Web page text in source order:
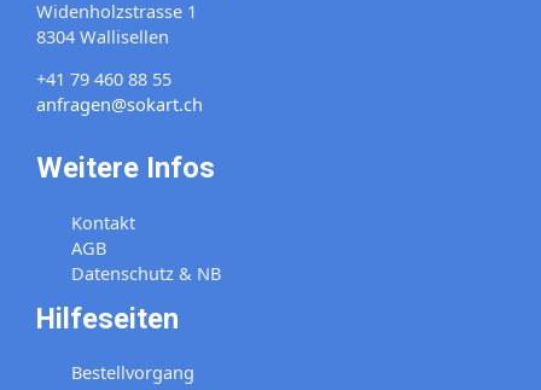
Widenholzstrasse 1
8304 Wallisellen
+41 79 460 88 55
anfragen@sokart.ch
Weitere Infos
Kontakt
AGB
Datenschutz & NB
Hilfeseiten
Bestellvorgang